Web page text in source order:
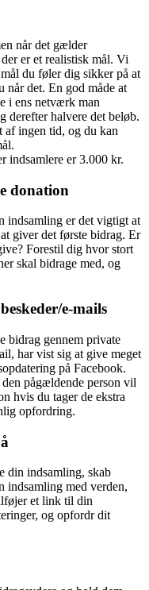
når det gælder
er et realistisk mål. Vi
du føler dig sikker på at
når det. En god måde at
i ens netværk man
derefter halvere det beløb.
af ingen tid, og du kan
indsamlere er 3.000 kr.
donation
indsamling er det vigtigt at
giver det første bidrag. Er
Forestil dig hvor stort
skal bidrage med, og
e-mails
bidrag gennem private
har vist sig at give meget
på Facebook.
pågældende person vil
hvis du tager de ekstra
opfordring.
din indsamling, skab
indsamling med verden,
et link til din
og opfordr dit